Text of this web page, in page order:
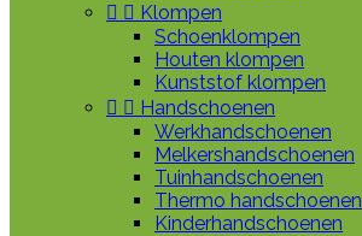
  Klompen
Schoenklompen
Houten klompen
Kunststof klompen
  Handschoenen
Werkhandschoenen
Melkershandschoenen
Tuinhandschoenen
Thermo handschoenen
Kinderhandschoenen